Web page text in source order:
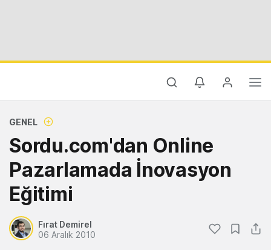
GENEL
Sordu.com'dan Online
Pazarlamada İnovasyon
Eğitimi
Fırat Demirel
06 Aralık 2010